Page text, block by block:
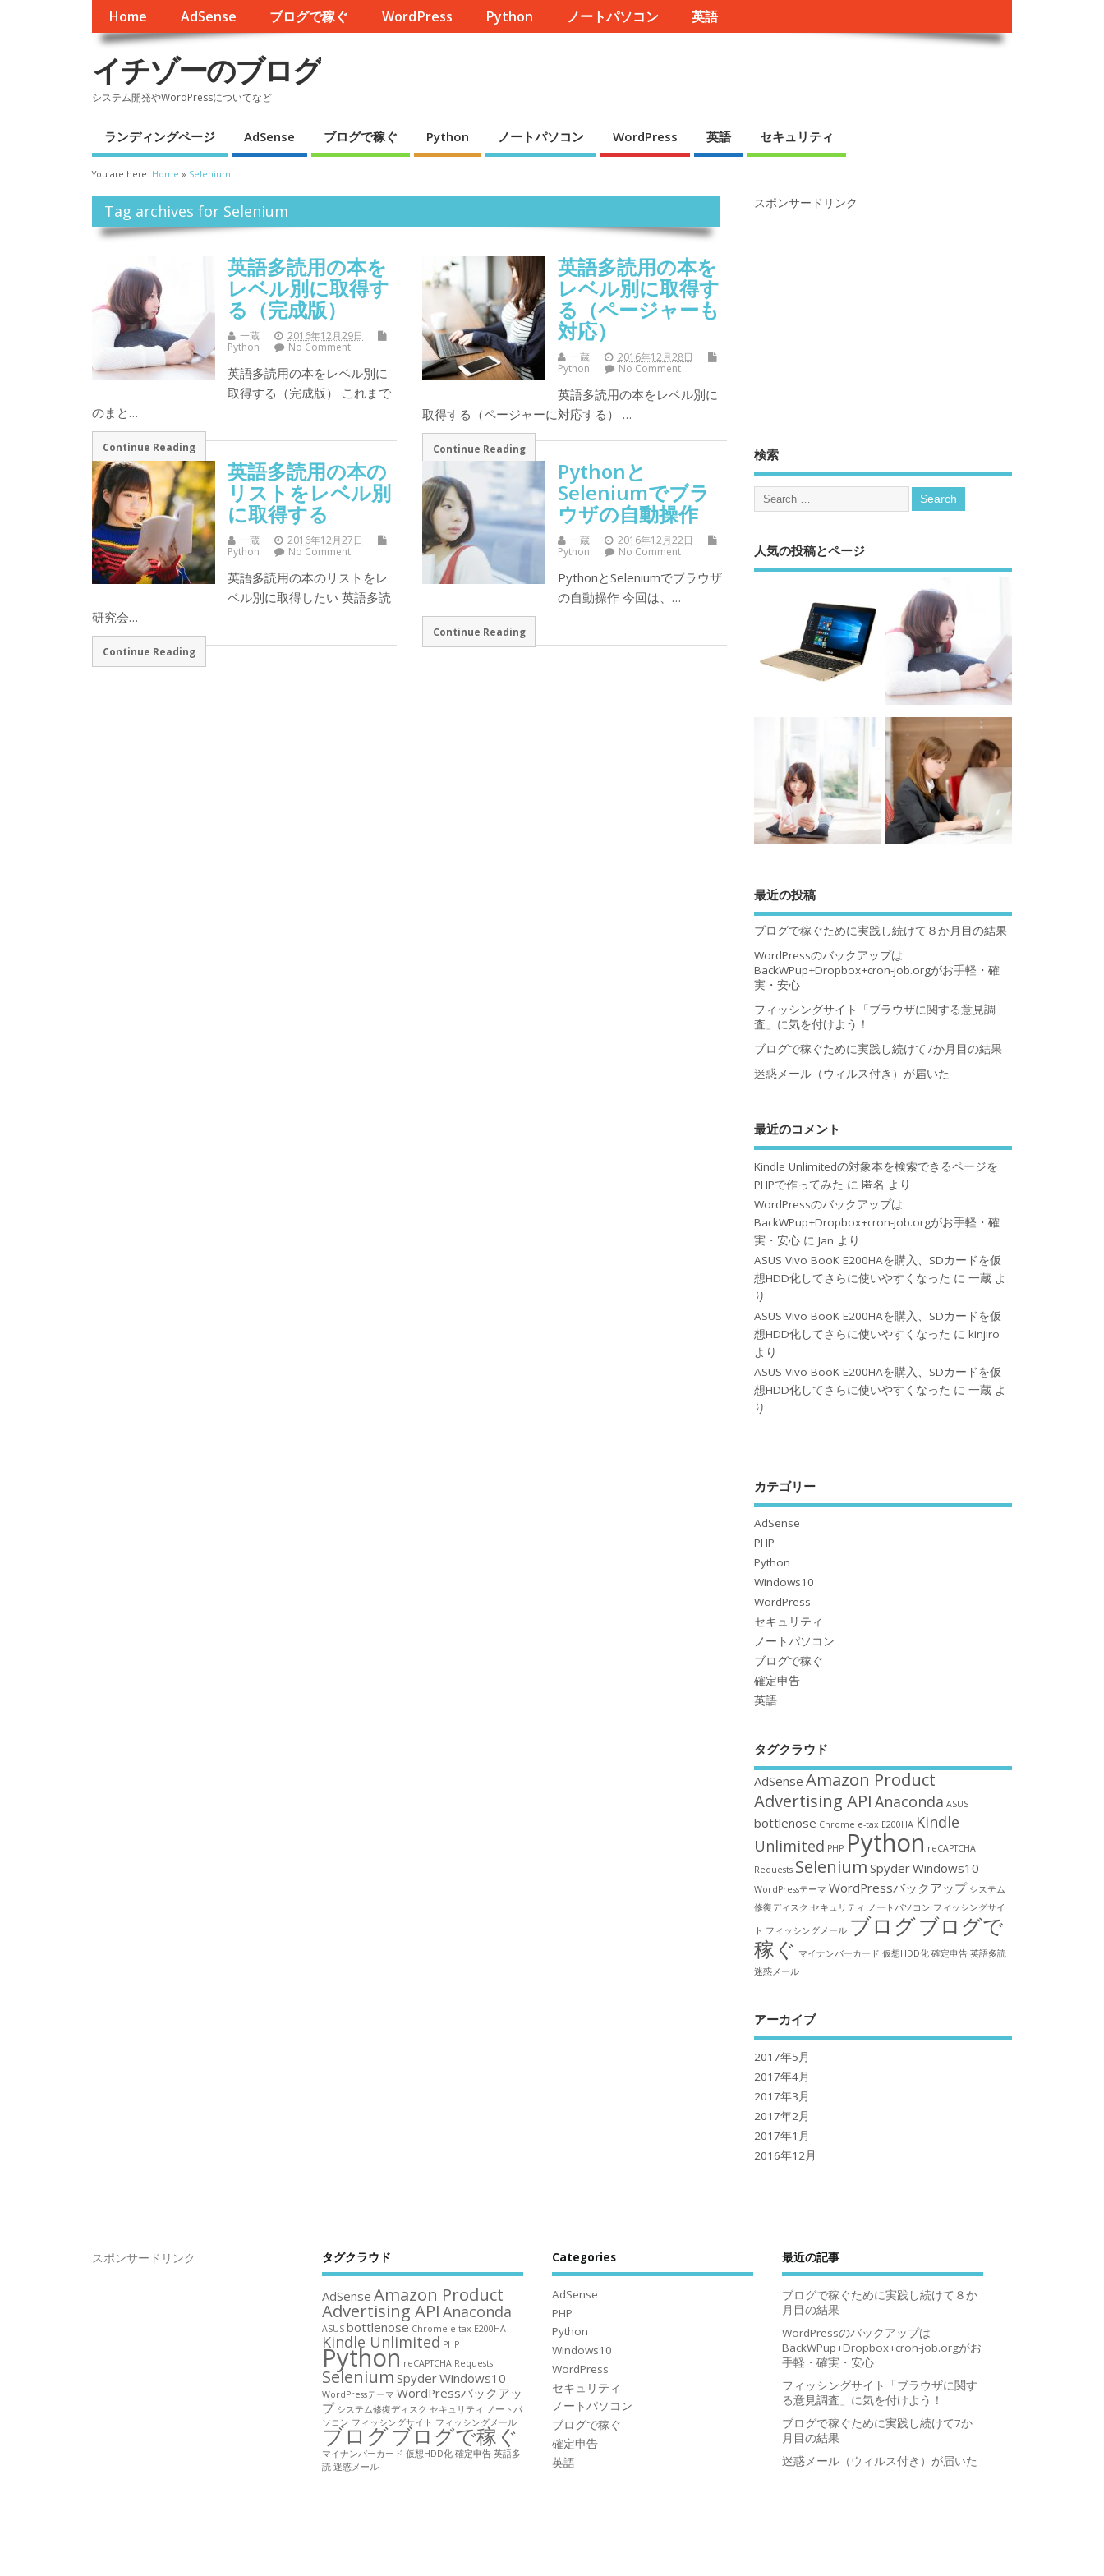
Home AdSense ブログで稼ぐ WordPress Python ノートパソコン 英語
イチゾーのブログ
システム開発やWordPressについてなど
ランディングページ AdSense ブログで稼ぐ Python ノートパソコン WordPress 英語 セキュリティ
You are here: Home » Selenium
Tag archives for Selenium
英語多読用の本を
レベル別に取得す
る（完成版）
一蔵
2016年12月29日
Python
No Comment
英語多読用の本をレベル別に
取得する（完成版） これまで
のまと…
Continue Reading
英語多読用の本を
レベル別に取得す
る（ページャーも
対応）
一蔵
2016年12月28日
Python
No Comment
英語多読用の本をレベル別に
取得する（ページャーに対応する） …
Continue Reading
英語多読用の本の
リストをレベル別
に取得する
一蔵
2016年12月27日
Python
No Comment
英語多読用の本のリストをレ
ベル別に取得したい 英語多読
研究会…
Continue Reading
Pythonと
Seleniumでブラ
ウザの自動操作
一蔵
2016年12月22日
Python
No Comment
PythonとSeleniumでブラウザ
の自動操作 今回は、…
Continue Reading
スポンサードリンク
検索
人気の投稿とページ
最近の投稿
ブログで稼ぐために実践し続けて８か月目の結果
WordPressのバックアップは
BackWPup+Dropbox+cron-job.orgがお手軽・確
実・安心
フィッシングサイト「ブラウザに関する意見調
査」に気を付けよう！
ブログで稼ぐために実践し続けて7か月目の結果
迷惑メール（ウィルス付き）が届いた
最近のコメント
Kindle Unlimitedの対象本を検索できるページを
PHPで作ってみた に 匿名 より
WordPressのバックアップは
BackWPup+Dropbox+cron-job.orgがお手軽・確
実・安心 にJan より
ASUS Vivo BooK E200HAを購入、SDカードを仮
想HDD化してさらに使いやすくなった に一蔵 よ
り
ASUS Vivo BooK E200HAを購入、SDカードを仮
想HDD化してさらに使いやすくなった にkinjiro
より
ASUS Vivo BooK E200HAを購入、SDカードを仮
想HDD化してさらに使いやすくなった に一蔵 よ
り
カテゴリー
AdSense
PHP
Python
Windows10
WordPress
セキュリティ
ノートパソコン
ブログで稼ぐ
確定申告
英語
タグクラウド
AdSense Amazon Product
Advertising API Anaconda ASUS
bottlenose Chrome e-tax E200HA Kindle
Unlimited PHP Python reCAPTCHA
Requests Selenium SpyderWindows10
WordPressテーマ WordPressバックアップ システム
修復ディスク セキュリティ ノートパソコン フィッシングサイ
ト フィッシングメール ブログブログで
稼ぐ マイナンバーカード 仮想HDD化 確定申告 英語多読
迷惑メール
アーカイブ
2017年5月
2017年4月
2017年3月
2017年2月
2017年1月
2016年12月
スポンサードリンク タグクラウド
AdSense Amazon Product
Advertising API Anaconda
ASUS bottlenose Chrome e-tax E200HA
Kindle Unlimited PHP
Python reCAPTCHA Requests
Selenium SpyderWindows10
WordPressテーマ WordPressバックアッ
プ システム修復ディスク セキュリティ ノートパ
ソコン フィッシングサイト フィッシングメール
ブログブログで稼ぐ
マイナンバーカード 仮想HDD化 確定申告 英語多
読 迷惑メール
Categories
AdSense
PHP
Python
Windows10
WordPress
セキュリティ
ノートパソコン
ブログで稼ぐ
確定申告
英語
最近の記事
ブログで稼ぐために実践し続けて８か
月目の結果
WordPressのバックアップは
BackWPup+Dropbox+cron-job.orgがお
手軽・確実・安心
フィッシングサイト「ブラウザに関す
る意見調査」に気を付けよう！
ブログで稼ぐために実践し続けて7か
月目の結果
迷惑メール（ウィルス付き）が届いた